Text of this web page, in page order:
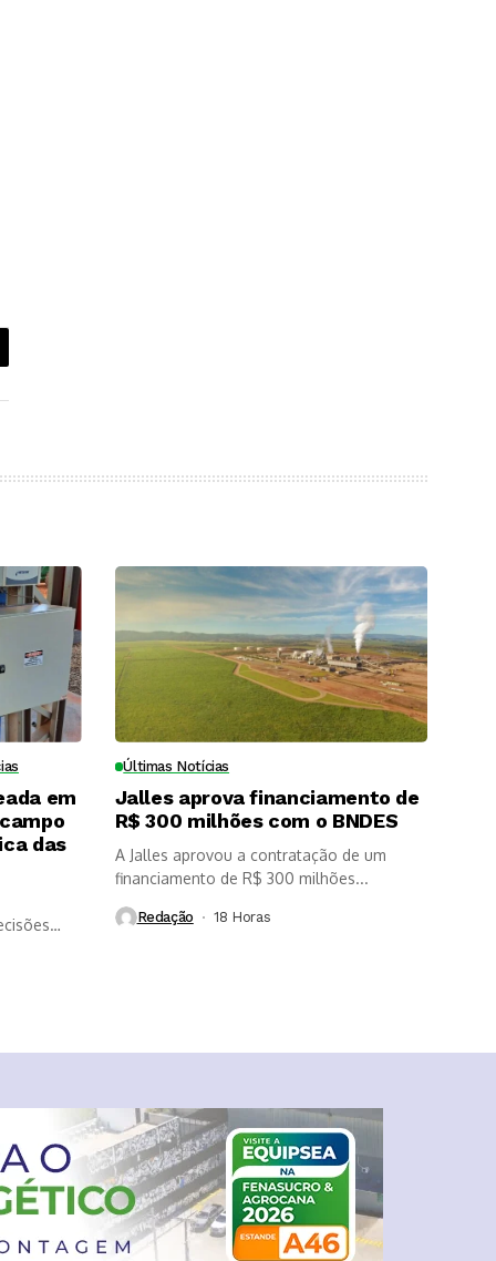
em
das
Últimas Notícias
Jalles aprova financiamento de
R$ 300 milhões com o BNDES
A Jalles aprovou a contratação de um
financiamento de R$ 300 milhões...
Redação 18 Horas ⁮